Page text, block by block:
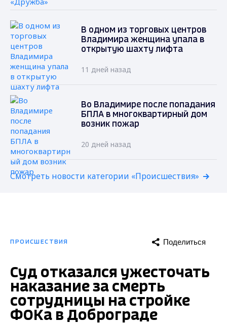
В одном из торговых центров
Владимира женщина упала в
открытую шахту лифта
11 дней назад
Во Владимире после попадания
БПЛА в многоквартирный дом
возник пожар
20 дней назад
Смотреть новости категории «Происшествия»
ПРОИСШЕСТВИЯ Поделиться
Суд отказался ужесточать
наказание за смерть
сотрудницы на стройке
ФОКа в Доброграде